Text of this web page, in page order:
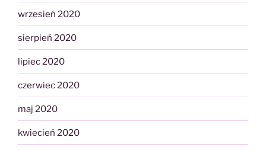
wrzesień 2020
sierpień 2020
lipiec 2020
czerwiec 2020
maj 2020
kwiecień 2020